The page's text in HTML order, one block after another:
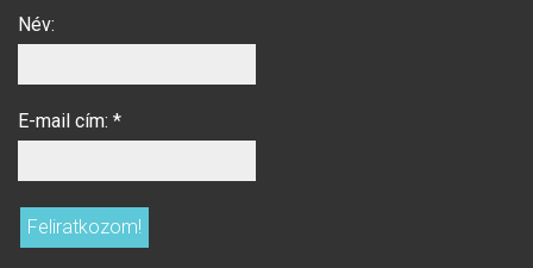
Név:
E-mail cím: *